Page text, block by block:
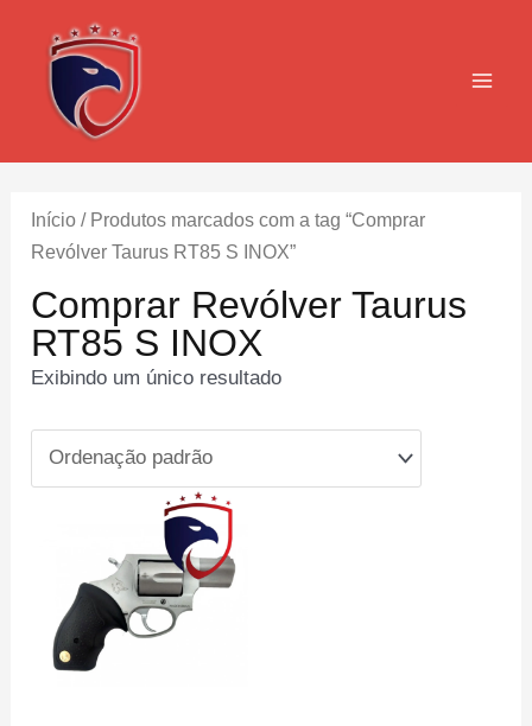
conteúdo
Início / Produtos marcados com a tag “Comprar
Revólver Taurus RT85 S INOX”
Comprar Revólver Taurus
RT85 S INOX
Exibindo um único resultado